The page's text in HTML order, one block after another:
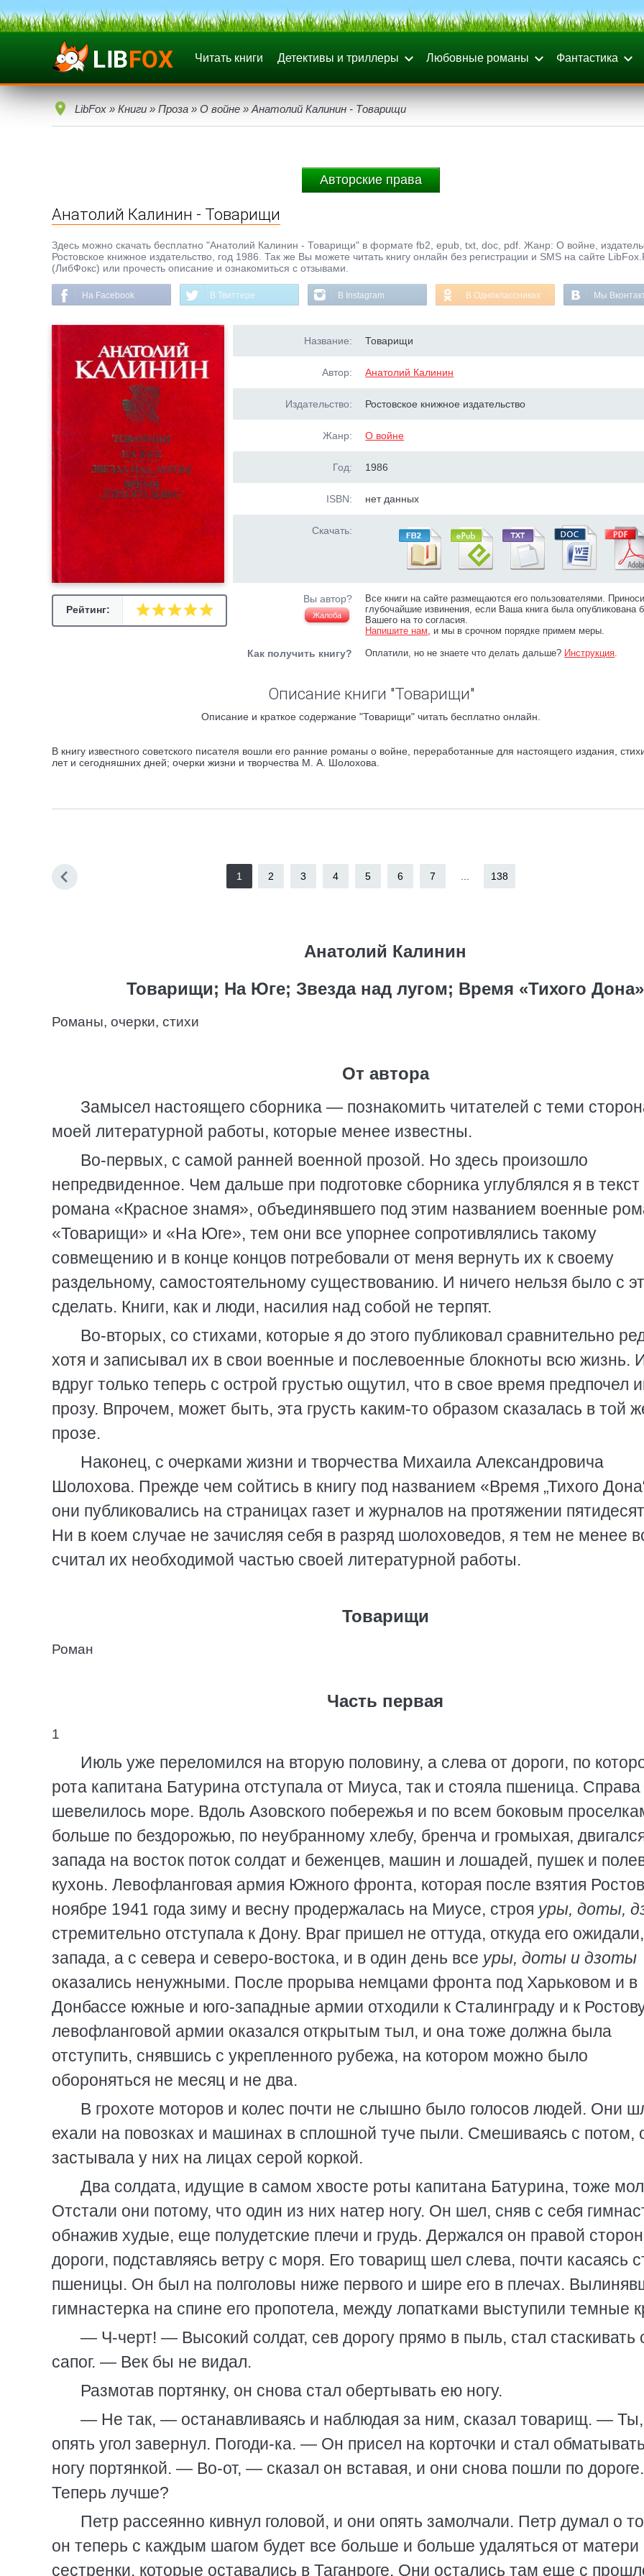
Читать книги Детективы и триллеры Любовные романы Фантастика
LibFox » Книги » Проза » О войне » Анатолий Калинин - Товарищи
Авторские права
Анатолий Калинин - Товарищи
Здесь можно скачать бесплатно "Анатолий Калинин - Товарищи" в формате fb2, epub, txt, doc, pdf. Жанр: О войне,
Ростовское книжное издательство, год 1986. Так же Вы можете читать книгу онлайн без регистрации и SMS на сайте
(ЛибФокс) или прочесть описание и ознакомиться с отзывами.
На Facebook В Твиттере В Instagram В Одноклассниках Мы
Рейтинг:
Название: Товарищи
Автор: Анатолий Калинин
Издательство: Ростовское книжное издательство
Жанр: О войне
Год: 1986
ISBN: нет данных
Скачать:
Вы автор?
Жалоба
Все книги на сайте размещаются его пользователями.
глубочайшие извинения, если Ваша книга была опубликована
Вашего на то согласия.
Напишите нам, и мы в срочном порядке примем меры.
Как получить книгу? Оплатили, но не знаете что делать дальше? Инструкция.
Описание книги "Товарищи"
Описание и краткое содержание "Товарищи" читать бесплатно онлайн.
В книгу известного советского писателя вошли его ранние романы о войне, переработанные для настоящего издания,
лет и сегодняшних дней; очерки жизни и творчества М. А. Шолохова.
1 2 3 4 5 6 7 138
Анатолий Калинин
Товарищи; На Юге; Звезда над лугом; Время «Тихого Дона»
Романы, очерки, стихи
От автора
Замысел настоящего сборника — познакомить читателей с теми
моей литературной работы, которые менее известны.
Во-первых, с самой ранней военной прозой. Но здесь произошло
непредвиденное. Чем дальше при подготовке сборника углублялся я в текст
романа «Красное знамя», объединявшего под этим названием военные
«Товарищи» и «На Юге», тем они все упорнее сопротивлялись такому
совмещению и в конце концов потребовали от меня вернуть их к своему
раздельному, самостоятельному существованию. И ничего нельзя было с
сделать. Книги, как и люди, насилия над собой не терпят.
Во-вторых, со стихами, которые я до этого публиковал сравнительно
хотя и записывал их в свои военные и послевоенные блокноты всю жизнь.
вдруг только теперь с острой грустью ощутил, что в свое время предпочел
прозу. Впрочем, может быть, эта грусть каким-то образом сказалась в той
прозе.
Наконец, с очерками жизни и творчества Михаила Александровича
Шолохова. Прежде чем сойтись в книгу под названием «Время „Тихого
они публиковались на страницах газет и журналов на протяжении
Ни в коем случае не зачисляя себя в разряд шолоховедов, я тем не менее
считал их необходимой частью своей литературной работы.
Товарищи
Роман
Часть первая
1
Июль уже переломился на вторую половину, а слева от дороги, по
рота капитана Батурина отступала от Миуса, так и стояла пшеница. Справа
шевелилось море. Вдоль Азовского побережья и по всем боковым
больше по бездорожью, по неубранному хлебу, бренча и громыхая,
запада на восток поток солдат и беженцев, машин и лошадей, пушек и
кухонь. Левофланговая армия Южного фронта, которая после взятия
ноябре 1941 года зиму и весну продержалась на Миусе, строя уры, доты,
стремительно отступала к Дону. Враг пришел не оттуда, откуда его
запада, а с севера и северо-востока, и в один день все уры, доты и дзоты
оказались ненужными. После прорыва немцами фронта под Харьковом и в
Донбассе южные и юго-западные армии отходили к Сталинграду и к
левофланговой армии оказался открытым тыл, и она тоже должна была
отступить, снявшись с укрепленного рубежа, на котором можно было
обороняться не месяц и не два.
В грохоте моторов и колес почти не слышно было голосов людей. Они
ехали на повозках и машинах в сплошной туче пыли. Смешиваясь с потом,
застывала у них на лицах серой коркой.
Два солдата, идущие в самом хвосте роты капитана Батурина, тоже
Отстали они потому, что один из них натер ногу. Он шел, сняв с себя
обнажив худые, еще полудетские плечи и грудь. Держался он правой
дороги, подставляясь ветру с моря. Его товарищ шел слева, почти касаясь
пшеницы. Он был на полголовы ниже первого и шире его в плечах.
гимнастерка на спине его пропотела, между лопатками выступили темные
— Ч-черт! — Высокий солдат, сев дорогу прямо в пыль, стал стаскивать
сапог. — Век бы не видал.
Размотав портянку, он снова стал обертывать ею ногу.
— Не так, — останавливаясь и наблюдая за ним, сказал товарищ. —
опять угол завернул. Погоди-ка. — Он присел на корточки и стал
ногу портянкой. — Во-от, — сказал он вставая, и они снова пошли по
Теперь лучше?
Петр рассеянно кивнул головой, и они опять замолчали. Петр думал о
он теперь с каждым шагом будет все больше и больше удаляться от матери
сестренки, которые оставались в Таганроге. Они остались там еще с